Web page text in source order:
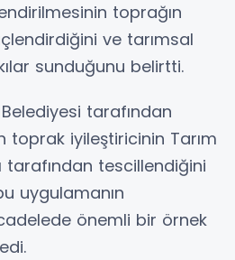
toprağın
ve tarımsal
sunduğunu belirtti.
tarafından
toprak iyileştiricinin Tarım
tarafından tescillendiğini
uygulamanın
önemli bir örnek